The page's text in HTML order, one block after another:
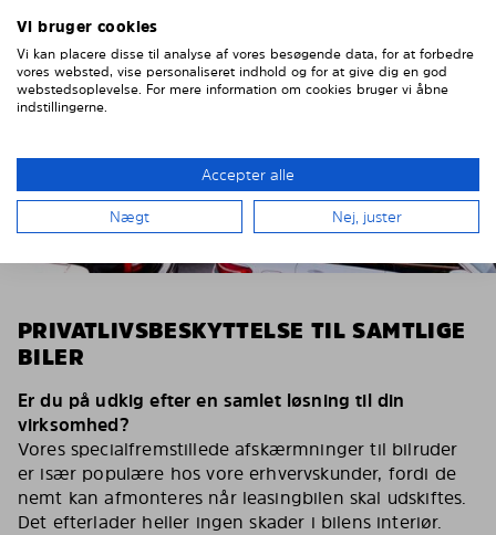
PRIVATLIVSBESKYTTELSE TIL SAMTLIGE
BILER
Er du på udkig efter en samlet løsning til din
virksomhed?
Vores specialfremstillede afskærmninger til bilruder
er især populære hos vore erhvervskunder, fordi de
nemt kan afmonteres når leasingbilen skal udskiftes.
Det efterlader heller ingen skader i bilens interiør.
Vi bruger cookies
Vi kan placere disse til analyse af vores besøgende data, for at forbedre
vores websted, vise personaliseret indhold og for at give dig en god
webstedsoplevelse. For mere information om cookies bruger vi åbne
indstillingerne.
Accepter alle
Nægt Nej, juster